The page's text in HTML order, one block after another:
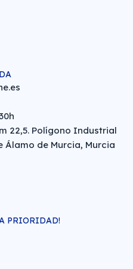
22,5. Polígono Industrial
Álamo de Murcia, Murcia
PRIORIDAD!